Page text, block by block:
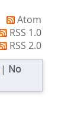
Atom
RSS 1.0
RSS 2.0
No